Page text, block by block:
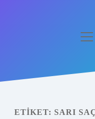
Yasal Uyarı
ETIKET: SARI